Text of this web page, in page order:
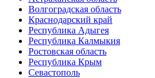
Волгоградская область
Краснодарский край
Республика Адыгея
Республика Калмыкия
Ростовская область
Республика Крым
Севастополь